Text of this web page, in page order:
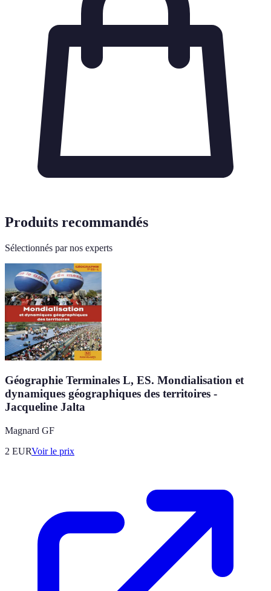
Produits recommandés
Sélectionnés par nos experts
Géographie Terminales L, ES. Mondialisation et
dynamiques géographiques des territoires -
Jacqueline Jalta
Magnard GF
2 EURVoir le prix